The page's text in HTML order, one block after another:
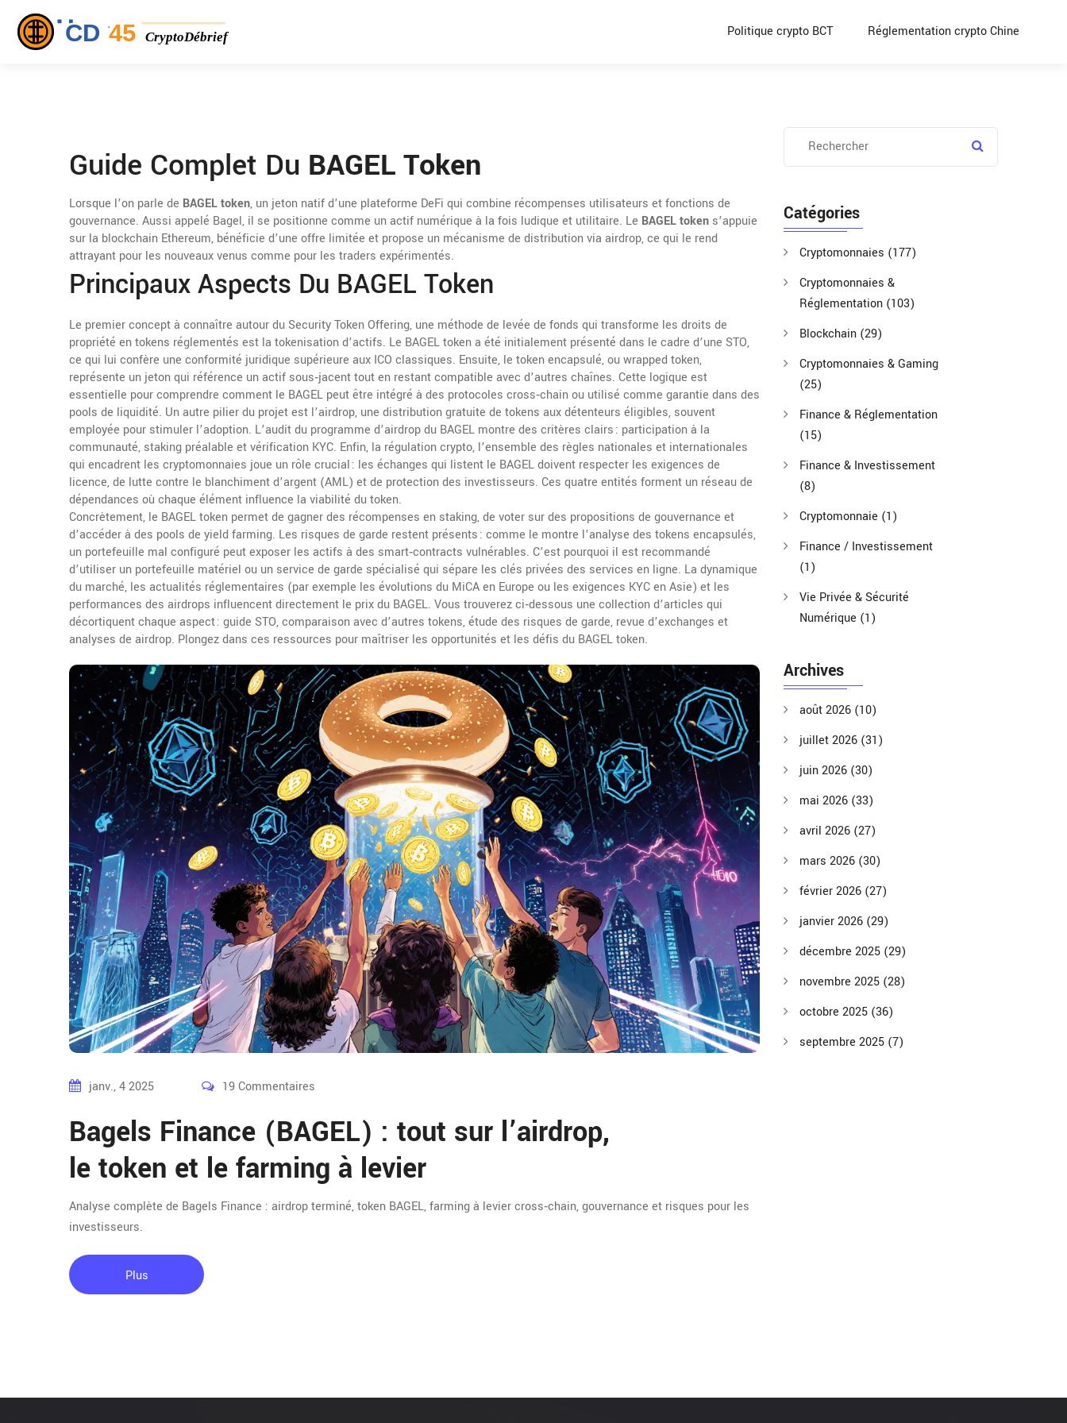
Politique crypto BCT Réglementation crypto Chine
Guide Complet Du BAGEL Token
Lorsque l’on parle de BAGEL token, un jeton natif d’une plateforme DeFi qui combine récompenses utilisateurs et fonctions de
gouvernance. Aussi appelé Bagel, il se positionne comme un actif numérique à la fois ludique et utilitaire. Le BAGEL token s’appuie
sur la blockchain Ethereum, bénéficie d’une offre limitée et propose un mécanisme de distribution via airdrop, ce qui le rend
attrayant pour les nouveaux venus comme pour les traders expérimentés.
Principaux Aspects Du BAGEL Token
Le premier concept à connaître autour duSecurity Token Offering, une méthode de levée de fonds qui transforme les droits de
propriété en tokens réglementés est la tokenisation d’actifs. Le BAGEL token a été initialement présenté dans le cadre d’une STO,
ce qui lui confère une conformité juridique supérieure aux ICO classiques. Ensuite, le token encapsulé,ou wrapped token,
représente un jeton qui référence un actif sous‑jacent tout en restant compatible avec d’autres chaînes. Cette logique est
essentielle pour comprendre comment le BAGEL peut être intégré à des protocoles cross‑chain ou utilisé comme garantie dans des
pools de liquidité. Un autre pilier du projet est l’airdrop, une distribution gratuite de tokens aux détenteurs éligibles, souvent
employée pour stimuler l’adoption. L’audit du programme d’airdrop du BAGEL montre des critères clairs : participation à la
communauté, staking préalable et vérification KYC. Enfin, la régulation crypto, l’ensemble des règles nationales et internationales
qui encadrent les cryptomonnaies joue un rôle crucial : les échanges qui listent le BAGEL doivent respecter les exigences de
licence, de lutte contre le blanchiment d’argent (AML) et de protection des investisseurs. Ces quatre entités forment un réseau de
dépendances où chaque élément influence la viabilité du token.
Concrètement, le BAGEL token permet de gagner des récompenses en staking, de voter sur des propositions de gouvernance et
d’accéder à des pools de yield farming. Les risques de garde restent présents : comme le montre l’analyse des tokens encapsulés,
un portefeuille mal configuré peut exposer les actifs à des smart‑contracts vulnérables. C’est pourquoi il est recommandé
d’utiliser un portefeuille matériel ou un service de garde spécialisé qui sépare les clés privées des services en ligne. La dynamique
du marché, les actualités réglementaires (par exemple les évolutions du MiCA en Europe ou les exigences KYC en Asie) et les
performances des airdrops influencent directement le prix du BAGEL. Vous trouverez ci‑dessous une collection d’articles qui
décortiquent chaque aspect : guide STO, comparaison avec d’autres tokens, étude des risques de garde, revue d’exchanges et
analyses de airdrop. Plongez dans ces ressources pour maîtriser les opportunités et les défis du BAGEL token.
janv., 4 2025 19 Commentaires
Bagels Finance (BAGEL) : tout sur l’airdrop,
le token et le farming à levier
Analyse complète de Bagels Finance : airdrop terminé, token BAGEL, farming à levier cross‑chain, gouvernance et risques pour les
investisseurs.
Plus
Catégories
Cryptomonnaies (177)
Cryptomonnaies &
Réglementation (103)
Blockchain (29)
Cryptomonnaies & Gaming
(25)
Finance & Réglementation
(15)
Finance & Investissement
(8)
Cryptomonnaie (1)
Finance / Investissement
(1)
Vie Privée & Sécurité
Numérique (1)
Archives
août 2026 (10)
juillet 2026 (31)
juin 2026 (30)
mai 2026 (33)
avril 2026 (27)
mars 2026 (30)
février 2026 (27)
janvier 2026 (29)
décembre 2025 (29)
novembre 2025 (28)
octobre 2025 (36)
septembre 2025 (7)